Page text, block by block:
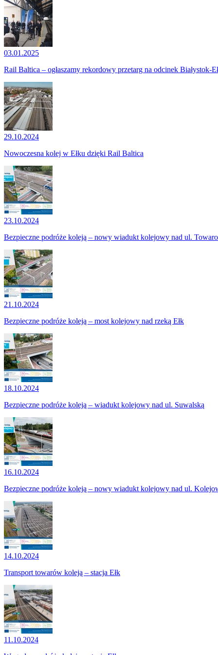
03.01.2025
Rail Baltica – ogłaszamy rekordowy przetarg na odcinek Białystok-
29.10.2024
Nowoczesna kolej w Ełku dzięki Rail Baltica
23.10.2024
Bezpieczne podróże koleją – nowy wiadukt kolejowy nad ul.
21.10.2024
Bezpieczne podróże koleją – most kolejowy nad rzeką Ełk
18.10.2024
Bezpieczne podróże koleją – wiadukt kolejowy nad ul. Suwalską
16.10.2024
Bezpieczne podróże koleją – nowy wiadukt kolejowy nad ul.
14.10.2024
Transport towarów koleją – stacja Ełk
11.10.2024